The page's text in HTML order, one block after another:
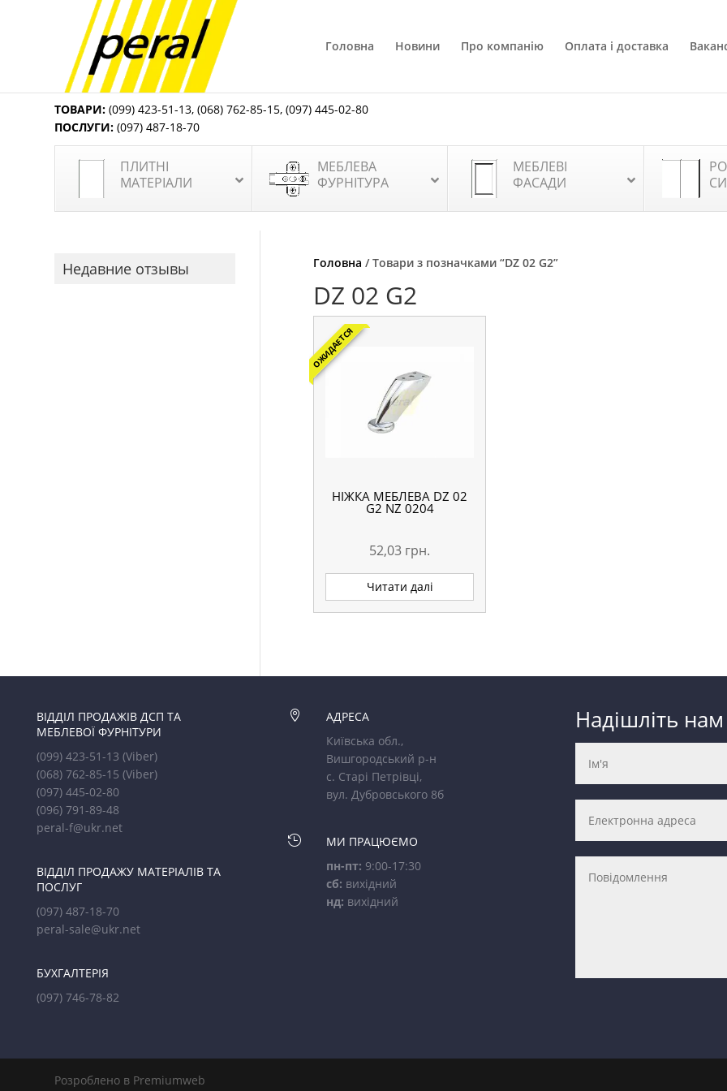
Головна Новини Про компанію Оплата і доставка
ТОВАРИ: (099) 423-51-13,(068) 762-85-15,(097) 445-02-80
ПОСЛУГИ: (097) 487-18-70
ПЛИТНІ
МАТЕРІАЛИ
МЕБЛЕВА
ФУРНІТУРА
МЕБЛЕВІ
ФАСАДИ
Головна / Товари з позначками “DZ 02 G2”
DZ 02 G2
ОЖИДАЕТСЯ
НІЖКА МЕБЛЕВА DZ 02
G2 NZ 0204
52,03 грн.
Читати далі
Недавние отзывы
ВІДДІЛ ПРОДАЖІВ ДСП ТА
МЕБЛЕВОЇ ФУРНІТУРИ
(099) 423-51-13(Viber)
(068) 762-85-15(Viber)
(097) 445-02-80
(096) 791-89-48
peral-f@ukr.net
ВІДДІЛ ПРОДАЖУ МАТЕРІАЛІВ ТА
ПОСЛУГ
(097) 487-18-70
peral-sale@ukr.net
БУХГАЛТЕРІЯ
(097) 746-78-82

АДРЕСА
Київська обл.,
Вишгородський р-н
с. Старі Петрівці,
вул. Дубровського 8б

МИ ПРАЦЮЄМО
пн-пт: 9:00-17:30
сб: вихідний
нд: вихідний
Надішліть
Розроблено в Premiumweb